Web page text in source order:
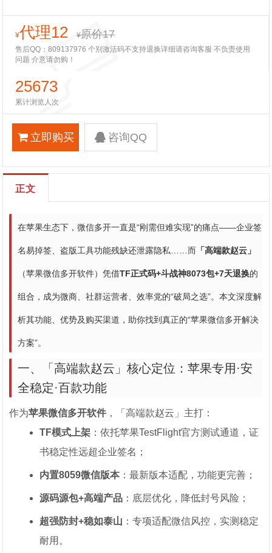
¥代理12 ¥原价17
售后QQ：809137976 个别激活码不支持退换详细请咨询客服 不负责使用
问题 介意请勿购！
25673
累计浏览人次
立即购买 咨询QQ
正文
在苹果生态下，微信多开一直是“刚需但难实现”的痛点——企业签
名易掉签、盗版工具功能残缺还泄露隐私……而 「高端款赵云」
（苹果微信多开软件）凭借TF正式码+斗战神8073包+7天退换的
组合，成为微商、社群运营者、效率党的“破局之选”。本文深度解
析其功能、优势及购买渠道，助你找到真正的“苹果微信多开解决
方案”。
一、「高端款赵云」核心定位：苹果专用·安
全稳定·百款功能
作为苹果微信多开软件 ，「高端款赵云」主打：
TF模式上架 ：依托苹果TestFlight官方测试通道，证
书稳定性远超企业签名；
内置8059微信版本：最新版本适配，功能更完善；
源码源包+高端产品 ：底层优化，降低封号风险；
超强防封+稳如泰山 ：专项适配微信风控，实测稳定
耐用。